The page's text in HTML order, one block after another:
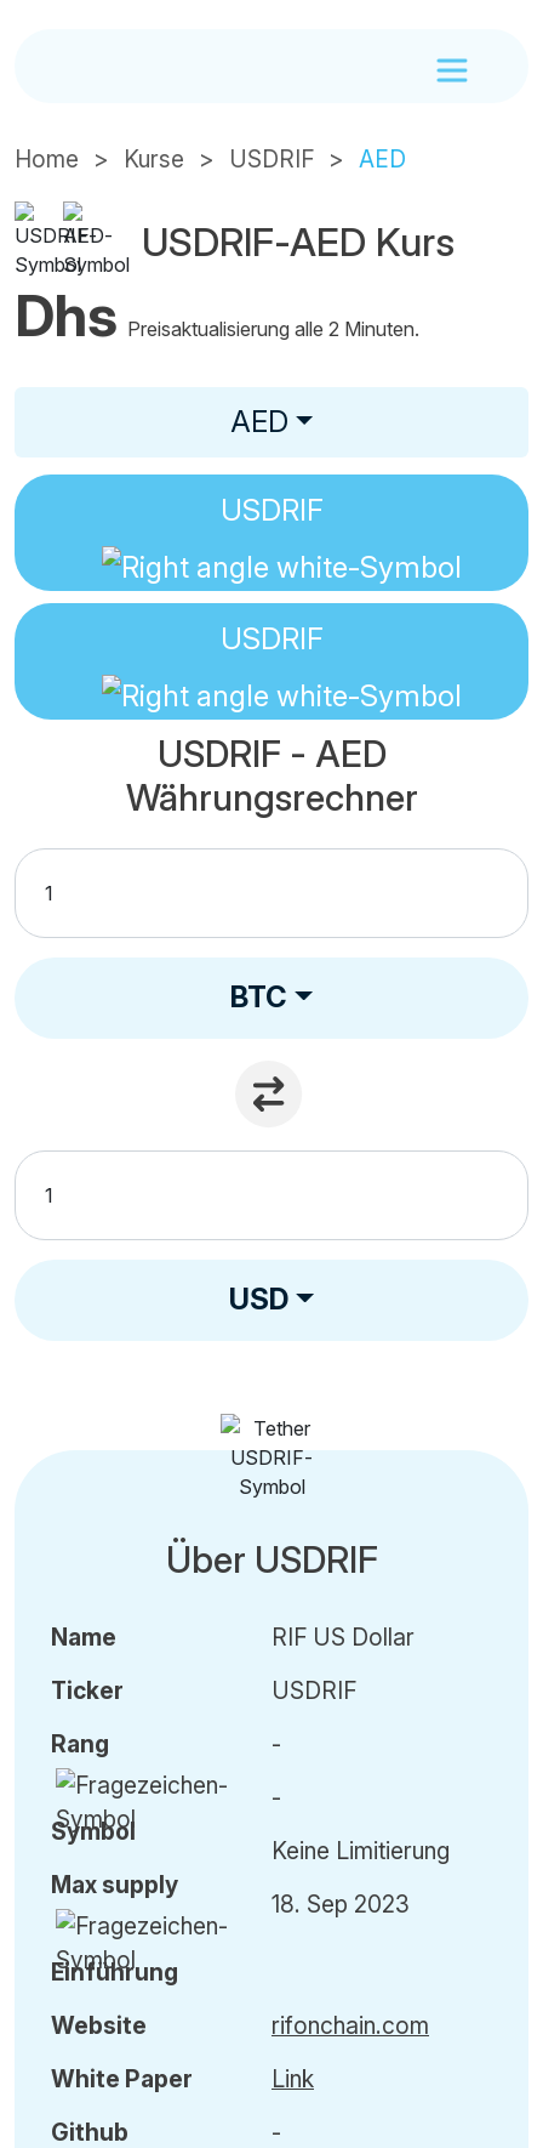
Home Kurse USDRIF AED
USDRIF-AED Kurs
Dhs Preisaktualisierung alle 2 Minuten.
AED
USDRIF
USDRIF
USDRIF - AED
Währungsrechner
BTC
USD
Über USDRIF
Name
Ticker
Rang
Symbol
Max supply
Einführung
RIF US Dollar
USDRIF
-
-
Keine Limitierung
18. Sep 2023
Website
White Paper
Github
rifonchain.com
Link
-